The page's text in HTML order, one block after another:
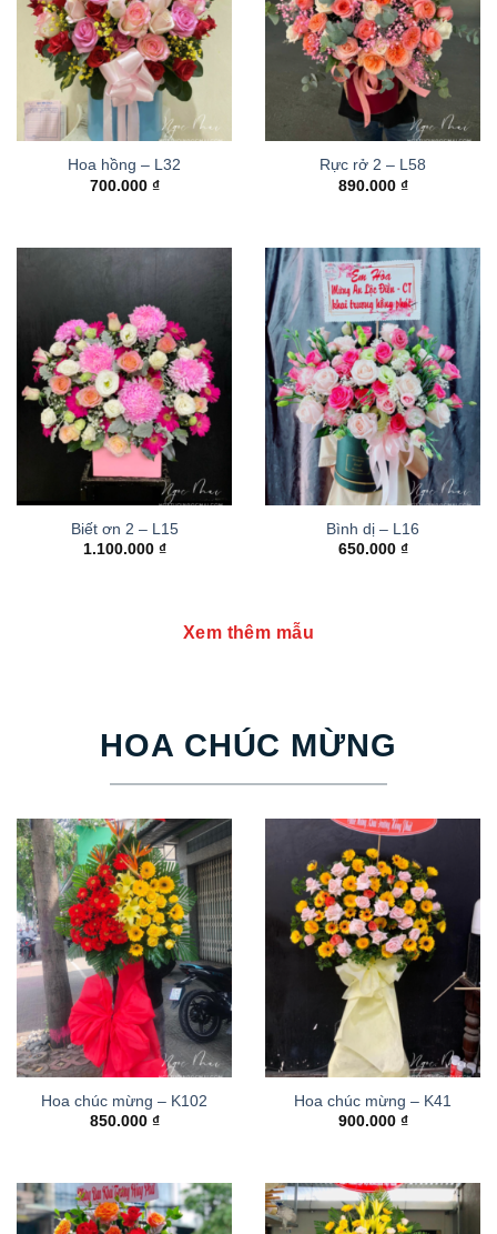
Hoa hồng – L32
700.000 ₫
Rực rở 2 – L58
890.000 ₫
Biết ơn 2 – L15
1.100.000 ₫
Bình dị – L16
650.000 ₫
Xem thêm mẫu
HOA CHÚC MỪNG
Hoa chúc mừng – K102
850.000 ₫
Hoa chúc mừng – K41
900.000 ₫